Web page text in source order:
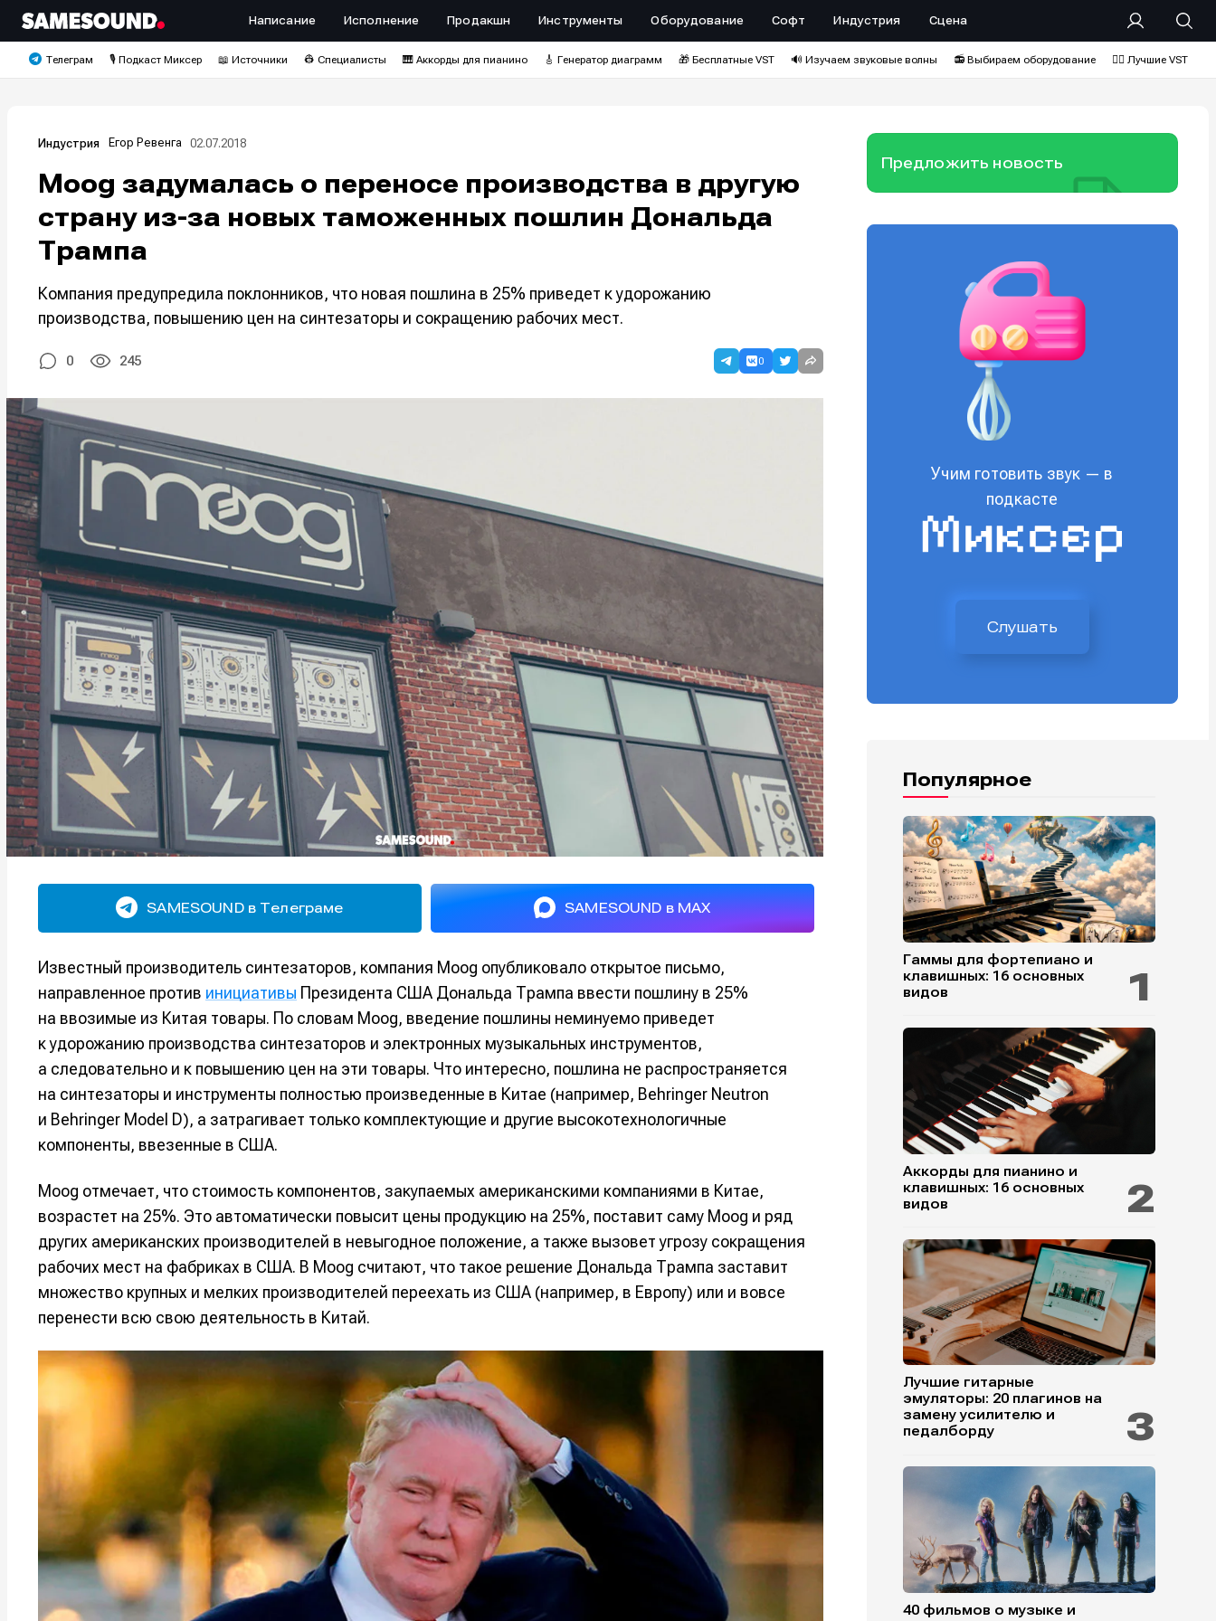
Написание
Исполнение
Продакшн
Инструменты
Написание
Исполнение
Продакшн
Инструменты
Написание Исполнение Продакшн Инструменты Оборудование Софт Индустрия Сцена
Телеграм 🎙️ Подкаст Миксер 📖 Источники 👷 Специалисты 🎹 Аккорды для пианино 🎸 Генератор диаграмм 🎁 Бесплатные VST 🔊 Изучаем звуковые волны 📻 Выбираем оборудование ❤️‍🔥 Лучшие VST
Индустрия Егор Ревенга 02.07.2018
Moog задумалась о переносе производства в другую
страну из-за новых таможенных пошлин Дональда
Трампа
Компания предупредила поклонников, что новая пошлина в 25% приведет к удорожанию
производства, повышению цен на синтезаторы и сокращению рабочих мест.
0 245 0
SAMESOUND в Телеграме SAMESOUND в MAX
Известный производитель синтезаторов, компания Moog опубликовало открытое письмо,
направленное против инициативы Президента США Дональда Трампа ввести пошлину в 25%
на ввозимые из Китая товары. По словам Moog, введение пошлины неминуемо приведет
к удорожанию производства синтезаторов и электронных музыкальных инструментов,
а следовательно и к повышению цен на эти товары. Что интересно, пошлина не распространяется
на синтезаторы и инструменты полностью произведенные в Китае (например, Behringer Neutron
и Behringer Model D), а затрагивает только комплектующие и другие высокотехнологичные
компоненты, ввезенные в США.
Moog отмечает, что стоимость компонентов, закупаемых американскими компаниями в Китае,
возрастет на 25%. Это автоматически повысит цены продукцию на 25%, поставит саму Moog и ряд
других американских производителей в невыгодное положение, а также вызовет угрозу сокращения
рабочих мест на фабриках в США. В Moog считают, что такое решение Дональда Трампа заставит
множество крупных и мелких производителей переехать из США (например, в Европу) или и вовсе
перенести всю свою деятельность в Китай.
Предложить новость
Учим готовить звук — в
подкасте
Слушать
Популярное
Гаммы для фортепиано и
клавишных: 16 основных
видов
Аккорды для пианино и
клавишных: 16 основных
видов
Лучшие гитарные
эмуляторы: 20 плагинов на
замену усилителю и
педалборду
40 фильмов о музыке и